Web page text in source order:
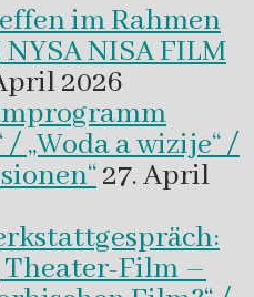
im Rahmen
NYSA NISA FILM
2026
/ „Woda a wizije“ /
27. April
Theater-Film –